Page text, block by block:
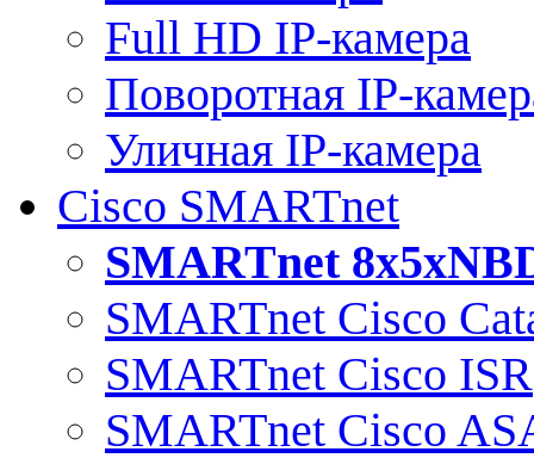
Full HD IP-камера
Поворотная IP-
Уличная IP-камера
Cisco SMARTnet
SMARTnet
SMARTnet Cisco
SMARTnet Cisco ISR
SMARTnet Cisco